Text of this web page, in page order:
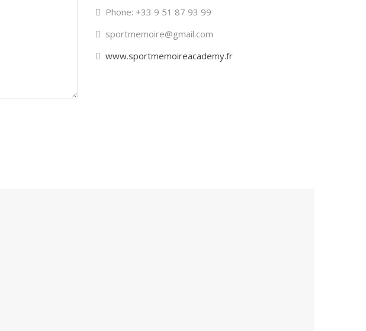
Phone: +33 9 51 87 93 99
sportmemoire@gmail.com
www.sportmemoireacademy.fr